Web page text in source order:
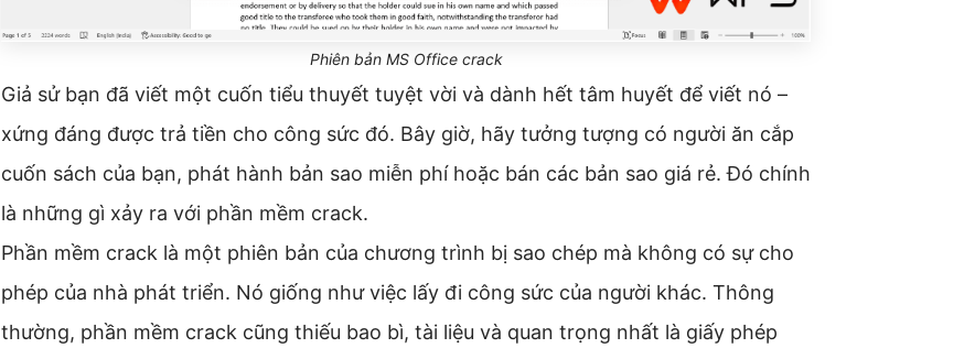
Phiên bản MS Office crack
Giả sử bạn đã viết một cuốn tiểu thuyết tuyệt vời và dành hết tâm huyết để viết nó –
xứng đáng được trả tiền cho công sức đó. Bây giờ, hãy tưởng tượng có người ăn cắp
cuốn sách của bạn, phát hành bản sao miễn phí hoặc bán các bản sao giá rẻ. Đó chính
là những gì xảy ra với phần mềm crack.
Phần mềm crack là một phiên bản của chương trình bị sao chép mà không có sự cho
phép của nhà phát triển. Nó giống như việc lấy đi công sức của người khác. Thông
thường, phần mềm crack cũng thiếu bao bì, tài liệu và quan trọng nhất là giấy phép